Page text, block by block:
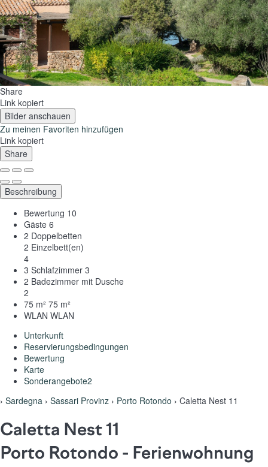
Share
Link kopiert
Bilder anschauen
Zu meinen Favoriten hinzufügen
Link kopiert
Share
Beschreibung
Bewertung 10
Gäste 6
2 Doppelbetten
2 Einzelbett(en)
4
3 Schlafzimmer 3
2 Badezimmer mit Dusche
2
75 m² 75 m²
WLAN WLAN
Unterkunft
Reservierungsbedingungen
Bewertung
Karte
Sonderangebote2
› Sardegna › Sassari Provinz › Porto Rotondo › Caletta Nest 11
Caletta Nest 11
Porto Rotondo - Ferienwohnung